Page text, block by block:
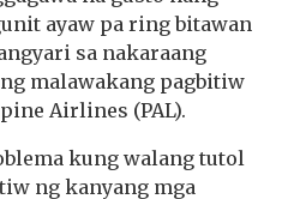
ayaw pa ring bitawan
sa nakaraang
malawakang pagbitiw
Airlines (PAL).
kung walang tutol
ng kanyang mga